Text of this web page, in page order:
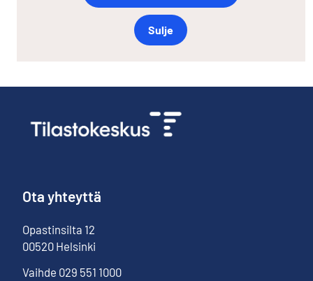
Sulje
Ota yhteyttä
Opastinsilta 12
00520 Helsinki
Vaihde 029 551 1000